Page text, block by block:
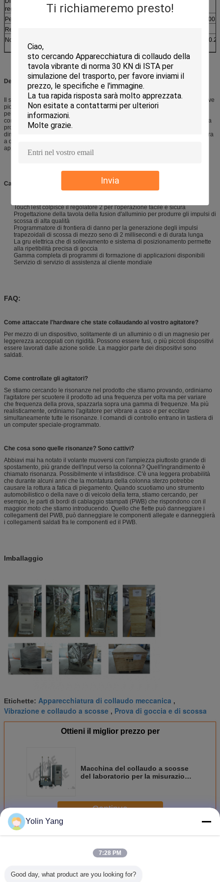
Ti richiameremo presto!
Invia
regolatore (cm)
Peso della macchina (chilogrammi)
4200
Requisiti pratici
Norme conformantesi
UL DI GB/T2423-2008 GJB1217
Dettagli del prodotto
Il sistema standard del collaudo a scosse è il modello più popolare per le prove
piccole alle componenti ed ai sistemi di taglia media. Il programmatore
permette che l'operatore esegua le due forme d'onda di impulso di scossa
comunemente usate per gli impulsi trapezoidali di scossa di mezzo seno della
prova-breve durata di fragilità e della durata lunga. La combinazione di
dimensione della tavola, di capacità di carico utile e di qualità di impulso opera
a questa macchina del collaudo a scosse la scelta preferita per molte
applicazioni.
Caratteristiche di prodotto
TouchTest colpisce il regolatore 2 per l'operazione facile e sicura
Progettazione della tavola della fusion d'alluminio per produrre gli impulsi di
scossa di alta qualità
Programmatore di frontiera di danno per la generazione degli impulsi
trapezoidali di scossa di mezzo seno di 2 millisecondi e di durata lunga
La gru elettrica che di sollevamento e sistema di posizionamento permette
alla ripetibilità precisa di goccia
Gamma completa di programmi di formazione di applicazioni disponibili
Servizio di servizio di assistenza al cliente mondiale
FAQ:
Come attaccate l'hardware che state collaudando al vostro agitatore?
Per mezzo di un dispositivo, solitamente di un alluminio o di un magnesio per
leggerezza accoppiati con rigidità. Possono essere fusi, o più piccoli dispositivi
essere lavorati dalle azione solide. La maggior parte dei dispositivi sono
saldati.
Come controllate gli agitatori?
Se stiamo cercando le risonanze nel prodotto che stiamo provando, ordiniamo
l'agitatore per scuotere il prodotto ad una frequenza per volta ma per variare
che frequenza della prova, spazzarla sopra una gamma di frequenze. Ma più
realisticamente, ordiniamo l'agitatore per vibrare a caso e per eccitare
simultaneamente tutte le risonanze. I comandi di controllo entrano in tastiera di
un computer speciale-programmato.
Che cosa sono quelle risonanze? Sono cattivi?
Abbiavi mai ha notato il volante muoversi con l'ampiezza piuttosto grande di
spostamento, più grande dell'input verso la colonna? Quell'ingrandimento è
chiamato risonanza. Possibilmente vi infastidisce. C'è una leggera probabilità
che durante alcuni anni che la montatura della colonna sterzo potrebbe
causare la rottura a fatica di piegamento. Quando scuotiamo uno strumento
automobilistico o della nave o di veicolo della terra, stiamo cercando, per
esempio, le parti di bordi di cablaggio stampati (PWB) che rispondono con il
maggior moto che stiamo introducendo. Quello che flette può danneggiare i
collegamenti del PWB, può danneggiare le componenti allegate e danneggierà
i collegamenti saldati fra le componenti ed il PWB.
Imballaggio
Etichette: Apparecchiatura di collaudo meccanica ,
Vibrazione e collaudo a scosse , Prova di goccia e di scossa
Ottieni il miglior prezzo per
Macchina del collaudo a scosse
del laboratorio per la misurazione
Continua
PiùAttrezzatura meccanica del collaudo a scosse
Yolin Yang
7:28 PM
Good day, what product are you looking for?